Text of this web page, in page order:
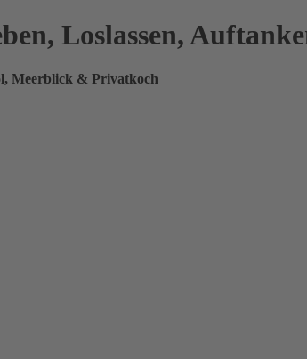
Loslassen,
Meerblick & Privatkoch